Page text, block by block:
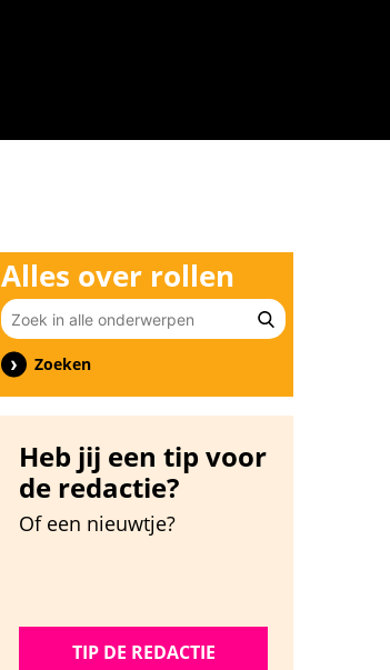
Alles over rollen
Zoeken
Heb jij een tip voor
de redactie?
Of een nieuwtje?
TIP DE REDACTIE